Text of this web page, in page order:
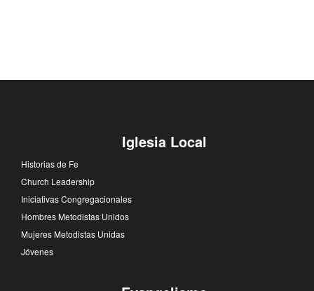
Iglesia Local
Historias de Fe
Church Leadership
Iniciativas Congregacionales
Hombres Metodistas Unidos
Mujeres Metodistas Unidas
Jóvenes